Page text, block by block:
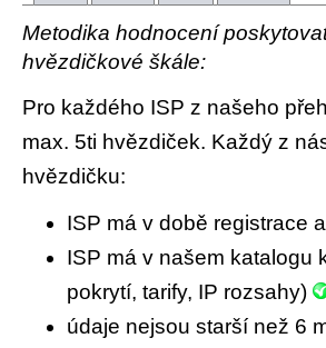
Metodika hodnocení
hvězdičkové škále:
Pro každého ISP z našeho
max. 5ti hvězdiček. Každý z
hvězdičku:
ISP má v době registrace
ISP má v našem katalogu
pokrytí, tarify, IP rozsahy)
údaje nejsou starší než 6